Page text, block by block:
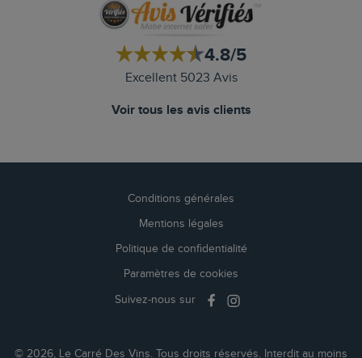
4.8/5
Excellent 5023 Avis
Voir tous les avis clients
Conditions générales
Mentions légales
Politique de confidentialité
Paramètres de cookies
Suivez-nous sur
© 2026, Le Carré Des Vins. Tous droits réservés. Interdit au moins